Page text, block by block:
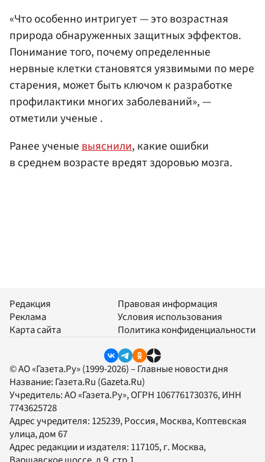
«Что особенно интригует — это возрастная
природа обнаруженных защитных эффектов.
Понимание того, почему определенные
нервные клетки становятся уязвимыми по мере
старения, может быть ключом к разработке
профилактики многих заболеваний», —
отметили ученые .
Ранее ученыевыяснили, какие ошибки
в среднем возрасте вредят здоровью мозга.
Редакция
Реклама
Карта сайта
Правовая информация
Условия использования
Политика конфиденциальности
© АО «Газета.Ру» (1999-2026) – Главные новости дня
Название: Газета.Ru (Gazeta.Ru)
Учредитель:АО «Газета.Ру», ОГРН 1067761730376, ИНН
7743625728
Адрес учредителя: 125239, Россия, Москва, Коптевская
улица, дом 67
Адрес редакции и издателя: 117105, г. Москва,